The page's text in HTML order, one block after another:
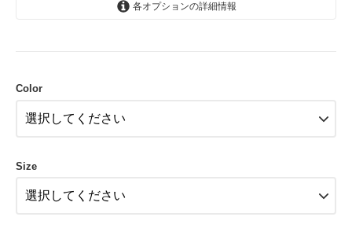
各オプションの詳細情報
Color
Size